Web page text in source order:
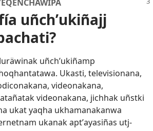
uñchʼukiñajj
uñchʼukiñamp
Ukasti, televisionana,
videonakana,
videonakana, jichhak uñstki
ukat yaqha ukhamanakanwa
ukanak aptʼayasiñas utj-